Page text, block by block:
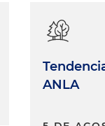
Inés Elvira, un
& Knight y a
ANLA